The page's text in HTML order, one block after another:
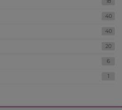
40
40
20
6
1